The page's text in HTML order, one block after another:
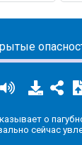
о
сейчас